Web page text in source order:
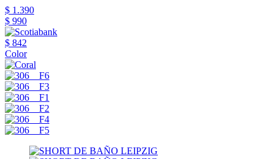
$ 1.390
$ 990
$ 842
Color